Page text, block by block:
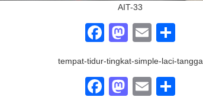
AIT-33
Facebook
Mastodon
Email
tempat-tidur-tingkat-simple-laci-tangga
Facebook
Mastodon
Email